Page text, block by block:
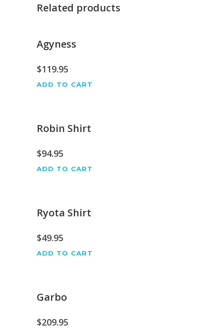
Related products
Agyness
$119.95
ADD TO CART
Robin Shirt
$94.95
ADD TO CART
Ryota Shirt
$49.95
ADD TO CART
Garbo
$209.95